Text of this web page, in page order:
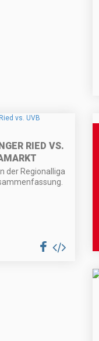
RIED VS.
der Regionalliga